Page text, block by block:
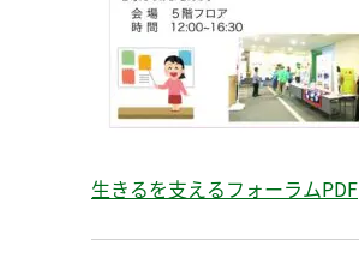
生きるを支えるフォーラムPDF